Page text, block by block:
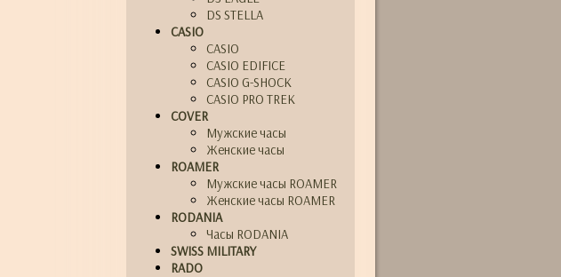
DS STELLA
CASIO
CASIO
CASIO EDIFICE
CASIO G-SHOCK
CASIO PRO TREK
COVER
Мужские часы
Женские часы
ROAMER
Мужские часы ROAMER
Женские часы ROAMER
RODANIA
Часы RODANIA
SWISS MILITARY
RADO